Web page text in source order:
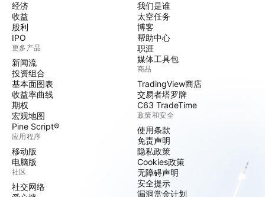
经济
收益
股利
IPO
更多产品
新闻流
投资组合
基本面图表
收益率曲线
期权
宏观地图
Pine Script®
应用程序
移动版
电脑版
社区
社交网络
我们是谁
太空任务
博客
帮助中心
职涯
媒体工具包
商品
TradingView商店
交易者塔罗牌
C63 TradeTime
政策和安全
使用条款
免责声明
隐私政策
Cookies政策
无障碍声明
安全提示
漏洞赏金计划